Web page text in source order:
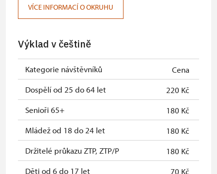
VÍCE INFORMACÍ O OKRUHU
Výklad v češtině
Kategorie návštěvníků
Cena
Dospělí od 25 do 64 let
220 Kč
Senioři 65+
180 Kč
Mládež od 18 do 24 let
180 Kč
Držitelé průkazu ZTP, ZTP/P
180 Kč
Děti od 6 do 17 let
70 Kč